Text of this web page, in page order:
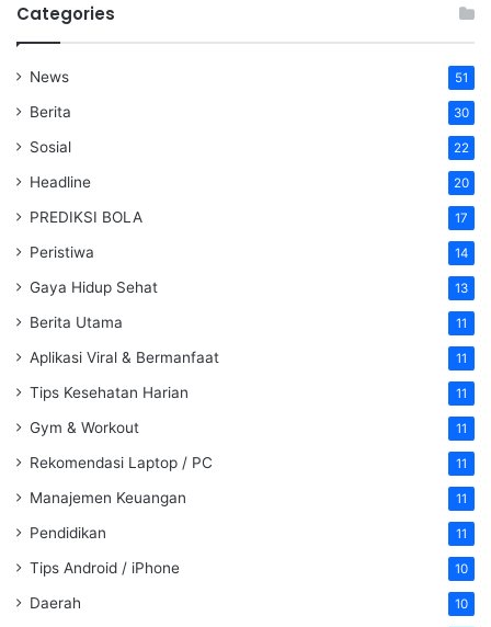
Categories
News 51
Berita 30
Sosial 22
Headline 20
PREDIKSI BOLA 17
Peristiwa 14
Gaya Hidup Sehat 13
Berita Utama 11
Aplikasi Viral & Bermanfaat 11
Tips Kesehatan Harian 11
Gym & Workout 11
Rekomendasi Laptop / PC 11
Manajemen Keuangan 11
Pendidikan 11
Tips Android / iPhone 10
Daerah 10